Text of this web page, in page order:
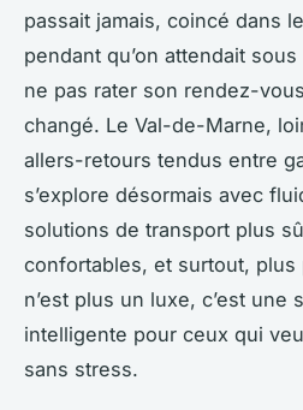
passait jamais, coincé dans
pendant qu’on attendait
ne pas rater son rendez-
changé. Le Val-de-Marne,
allers-retours tendus entre
s’explore désormais avec
solutions de transport plus
confortables, et surtout, plus
n’est plus un luxe, c’est une
intelligente pour ceux qui
sans stress.